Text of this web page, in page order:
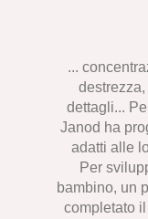
...
dettagli...
Janod ha
adatti alle
Per
bambino, un
completato